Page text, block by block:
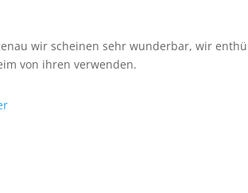
wir scheinen sehr wunderbar, wir
von ihren verwenden.